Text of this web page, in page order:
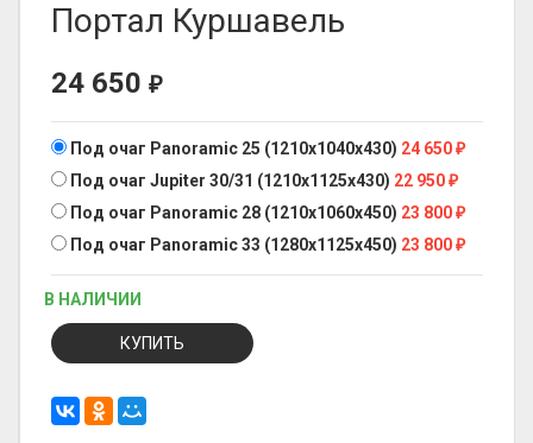
Портал Куршавель
24 650 ₽
Под очаг Panoramic 25 (1210х1040x430) 24 650₽
Под очаг Jupiter 30/31 (1210х1125x430) 22 950₽
Под очаг Panoramic 28 (1210х1060x450) 23 800₽
Под очаг Panoramic 33 (1280х1125x450) 23 800₽
В НАЛИЧИИ
КУПИТЬ